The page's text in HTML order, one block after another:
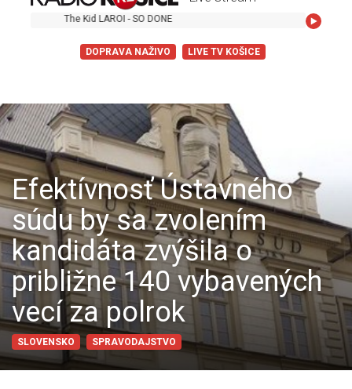
The Kid LAROI - SO DONE
DOPRAVA NAŽIVO LIVE TV KOŠICE
Efektívnosť Ústavného
súdu by sa zvolením
kandidáta zvýšila o
približne 140 vybavených
vecí za polrok
SLOVENSKO SPRAVODAJSTVO